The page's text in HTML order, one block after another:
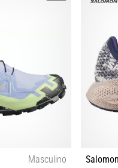
Masculino
Salomon